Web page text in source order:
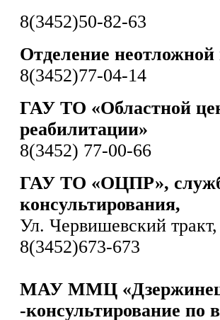
8(3452)50-82-63
Отделение
8(3452)77-04-14
ГАУ ТО «Областной
реабилитации»
8(3452) 77-00-66
ГАУ ТО «ОЦПР»,
консультирования,
Ул. Червишевский
8(3452)673-673
МАУ ММЦ
-консультирование по